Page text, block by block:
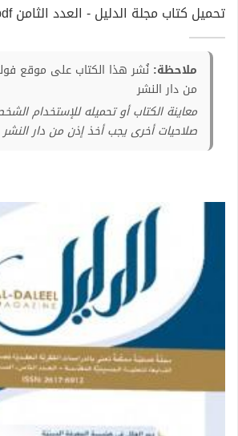
تحميل كتاب مجلة الدليل - العدد الثامن pdf
ملاحظة: نُشر هذا الكتاب على موقع
من دار النشر
معاينة الكتاب أو تحميله للإستخدام
صلاحيات أخرى يجب أخذ إذن من دار النشر